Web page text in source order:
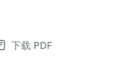
下载 PDF